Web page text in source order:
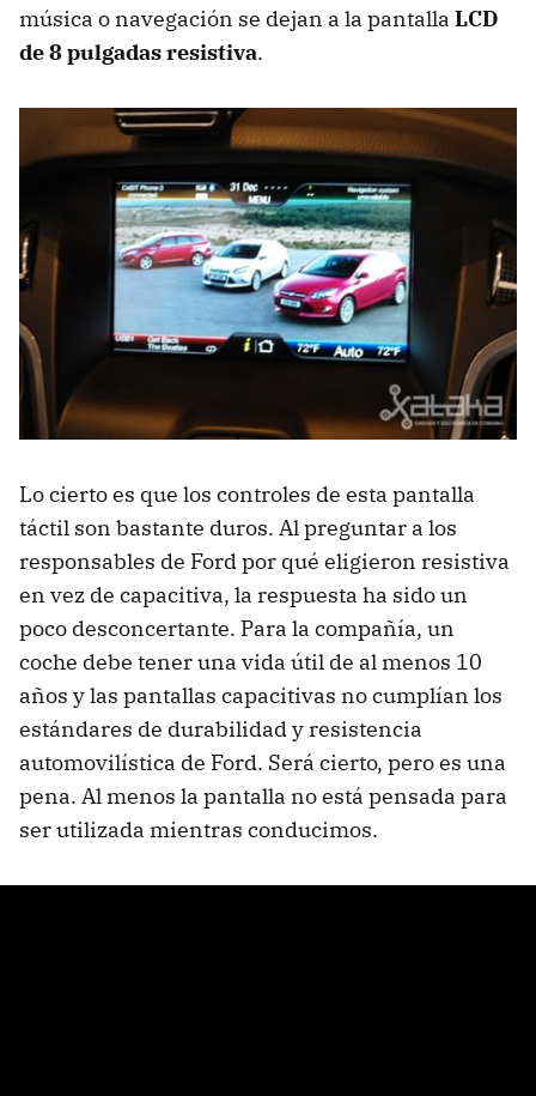
música o navegación se dejan a la pantalla LCD
de 8 pulgadas resistiva.
Lo cierto es que los controles de esta pantalla
táctil son bastante duros. Al preguntar a los
responsables de Ford por qué eligieron resistiva
en vez de capacitiva, la respuesta ha sido un
poco desconcertante. Para la compañía, un
coche debe tener una vida útil de al menos 10
años y las pantallas capacitivas no cumplían los
estándares de durabilidad y resistencia
automovilística de Ford. Será cierto, pero es una
pena. Al menos la pantalla no está pensada para
ser utilizada mientras conducimos.